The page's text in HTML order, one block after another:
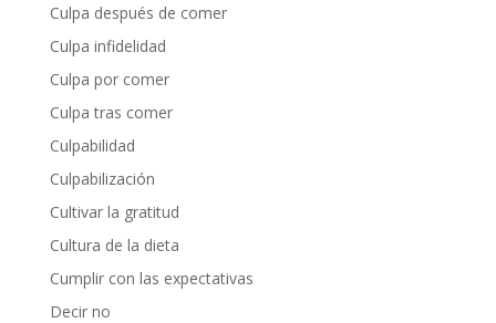
Culpa después de comer
Culpa infidelidad
Culpa por comer
Culpa tras comer
Culpabilidad
Culpabilización
Cultivar la gratitud
Cultura de la dieta
Cumplir con las expectativas
Decir no